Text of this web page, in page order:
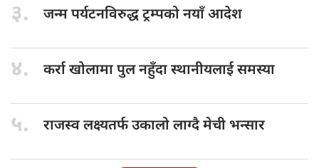
३. जन्म पर्यटनविरुद्धट्रम्पको नयाँ आदेश
४. कर्रा खोलामापुल नहुँदा स्थानीयलाई समस्या
५. राजस्व लक्ष्यतर्फउकालो लाग्दै मेची भन्सार